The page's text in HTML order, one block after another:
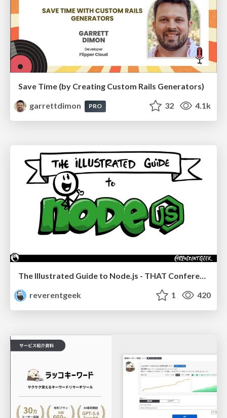
Save Time (by Creating Custom Rails Generators)
garrettdimon
PRO 32 4.1k
The Illustrated Guide to Node.js - THAT Conference 2024
reverentgeek
1 420